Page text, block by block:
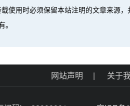
使用时必须保留本站注明的文章来源，
网站声明 | 关于